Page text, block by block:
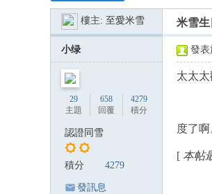
米
樓主: 至愛米雪 米雪
小绿
29
主題
658
回覆
4279
積分
認證同雪
積分 4279
發訊息
發表
太太
度了啊
[ 本帖